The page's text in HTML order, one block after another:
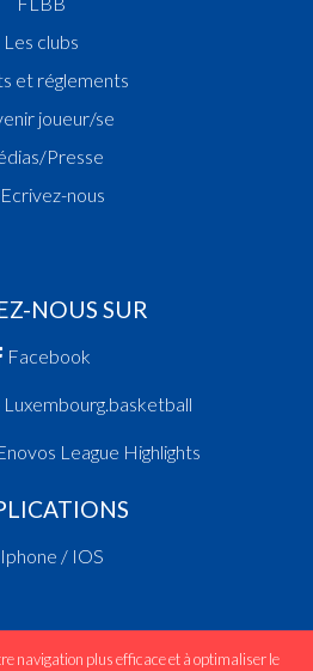
Les clubs
et réglements
joueur/se
Presse
nous
NOUS SUR
Facebook
Luxembourg.basketball
League Highlights
Iphone / IOS
navigation plus efficace et à optimaliser le